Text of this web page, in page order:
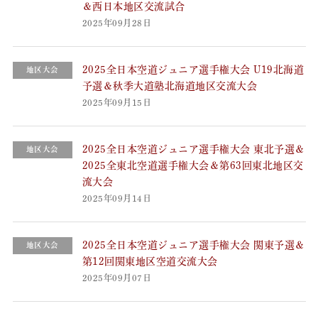
＆西日本地区交流試合
2025年09月28日
地区大会
2025全日本空道ジュニア選手権大会 U19北海道
予選＆秋季大道塾北海道地区交流大会
2025年09月15日
地区大会
2025全日本空道ジュニア選手権大会 東北予選＆
2025全東北空道選手権大会＆第63回東北地区交
流大会
2025年09月14日
地区大会
2025全日本空道ジュニア選手権大会 関東予選＆
第12回関東地区空道交流大会
2025年09月07日